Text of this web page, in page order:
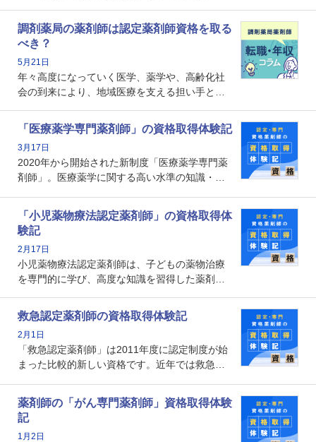
という声を聞いたことがあるかもしれません。
本記事では、認定薬剤師が「意味ない」といわ
れる理由や、取得するメリット、年収・キャリ
アへの影響を解説します。
調剤薬局の薬剤師は認定薬剤師資格を取る
べき？
5月21日
年々高度になっていく医学、薬学や、高齢化社
会の到来により、地域医療を支える担い手とし
で、重要度が増しているのが認定薬剤師という
資格です。認定薬剤師とはいったいどんな資格
なのでしょうか。それを取得するとどのような
メリットがあるのでしょうか。
「医療薬学専門薬剤師」の資格取得体験記
3月17日
2020年から開始された新制度「医療薬学専門薬
剤師」。医療薬学に関する高い水準の知識・技
剤師としての専門性を示す客観的な根拠の一つ
となります。取得要件は多岐に渡り、審査も複
数回ありますが、患者さんに対して一定の能力
の証明になる資格と言えます。
「小児薬物療法認定薬剤師」の資格取得体
験記
2月17日
小児薬物療法認定薬剤師は、子どもの薬物治療
を専門的に学び、高度な知識を習得した薬剤師
や、特有の疾患、心理状況を理解し、専門性を
深めることで、子どもとその保護者に寄り添え
る存在です。今回はそんな小児薬物療法認定薬
剤師の取得体験記をご紹介します。
救急認定薬剤師の資格取得体験記
2月1日
「救急認定薬剤師」は2011年度に認定制度が始
まった比較的新しい資格です。近年では救急病
とから、救急認定薬剤師を目指す病院薬剤師も
増えているのではないでしょうか。今回はそん
な救急認定薬剤師の取得体験記をご紹介しま
す。
薬剤師の「がん専門薬剤師」資格取得体験
記
1月2日